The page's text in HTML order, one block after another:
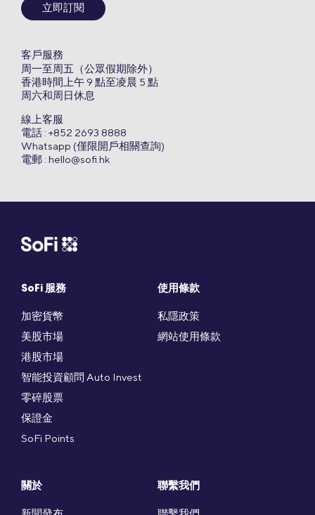
SoFi 服務
加密貨幣
美股市場
港股市場
智能投資顧問 Auto Invest
零碎股票
保證金
SoFi Points
使用條款
私隱政策
網站使用條款
關於 聯繫我們
立即訂閱
客戶服務
周一至周五（公眾假期除外）
香港時間上午 9 點至凌晨 5 點
周六和周日休息
線上客服
電話 : +852 2693 8888
Whatsapp (僅限開戶相關查詢)
電郵 : hello@sofi.hk